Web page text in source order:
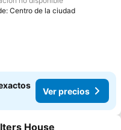
Centro de la ciudad
Ver precios
House